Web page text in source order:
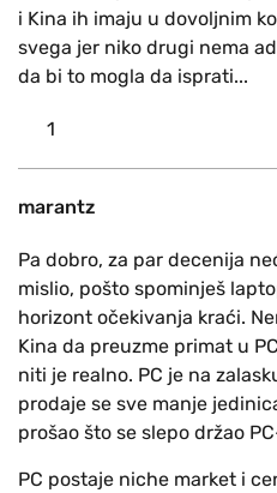
i Kina ih imaju u dovoljnim
svega jer niko drugi nema
da bi to mogla da isprati...
1
marantz
Pa dobro, za par decenija
mislio, pošto spominješ
horizont očekivanja kraći.
Kina da preuzme primat u
niti je realno. PC je na
prodaje se sve manje
prošao što se slepo držao
PC postaje niche market i